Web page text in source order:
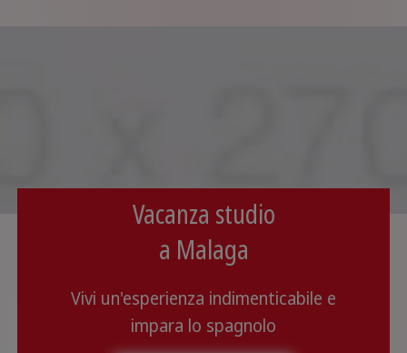
Vacanza studio
a Malaga
Vivi un'esperienza indimenticabile e
impara lo spagnolo